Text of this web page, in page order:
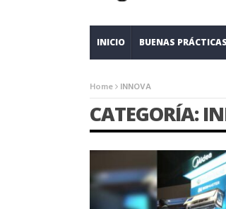
INICIO BUENAS PRÁCTICAS
Home INNOVA
CATEGORÍA: